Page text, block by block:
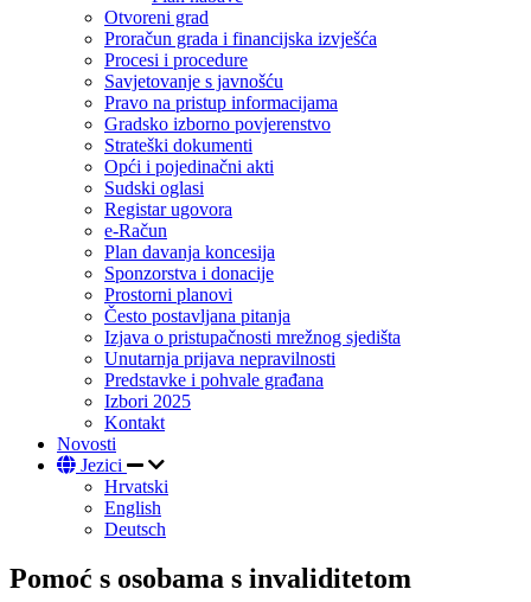
Otvoreni grad
Proračun grada i financijska izvješća
Procesi i procedure
Savjetovanje s javnošću
Pravo na pristup informacijama
Gradsko izborno povjerenstvo
Strateški dokumenti
Opći i pojedinačni akti
Sudski oglasi
Registar ugovora
e-Račun
Plan davanja koncesija
Sponzorstva i donacije
Prostorni planovi
Često postavljana pitanja
Izjava o pristupačnosti mrežnog sjedišta
Unutarnja prijava nepravilnosti
Predstavke i pohvale građana
Izbori 2025
Kontakt
Novosti
Jezici
Hrvatski
English
Deutsch
Pomoć s osobama s invaliditetom